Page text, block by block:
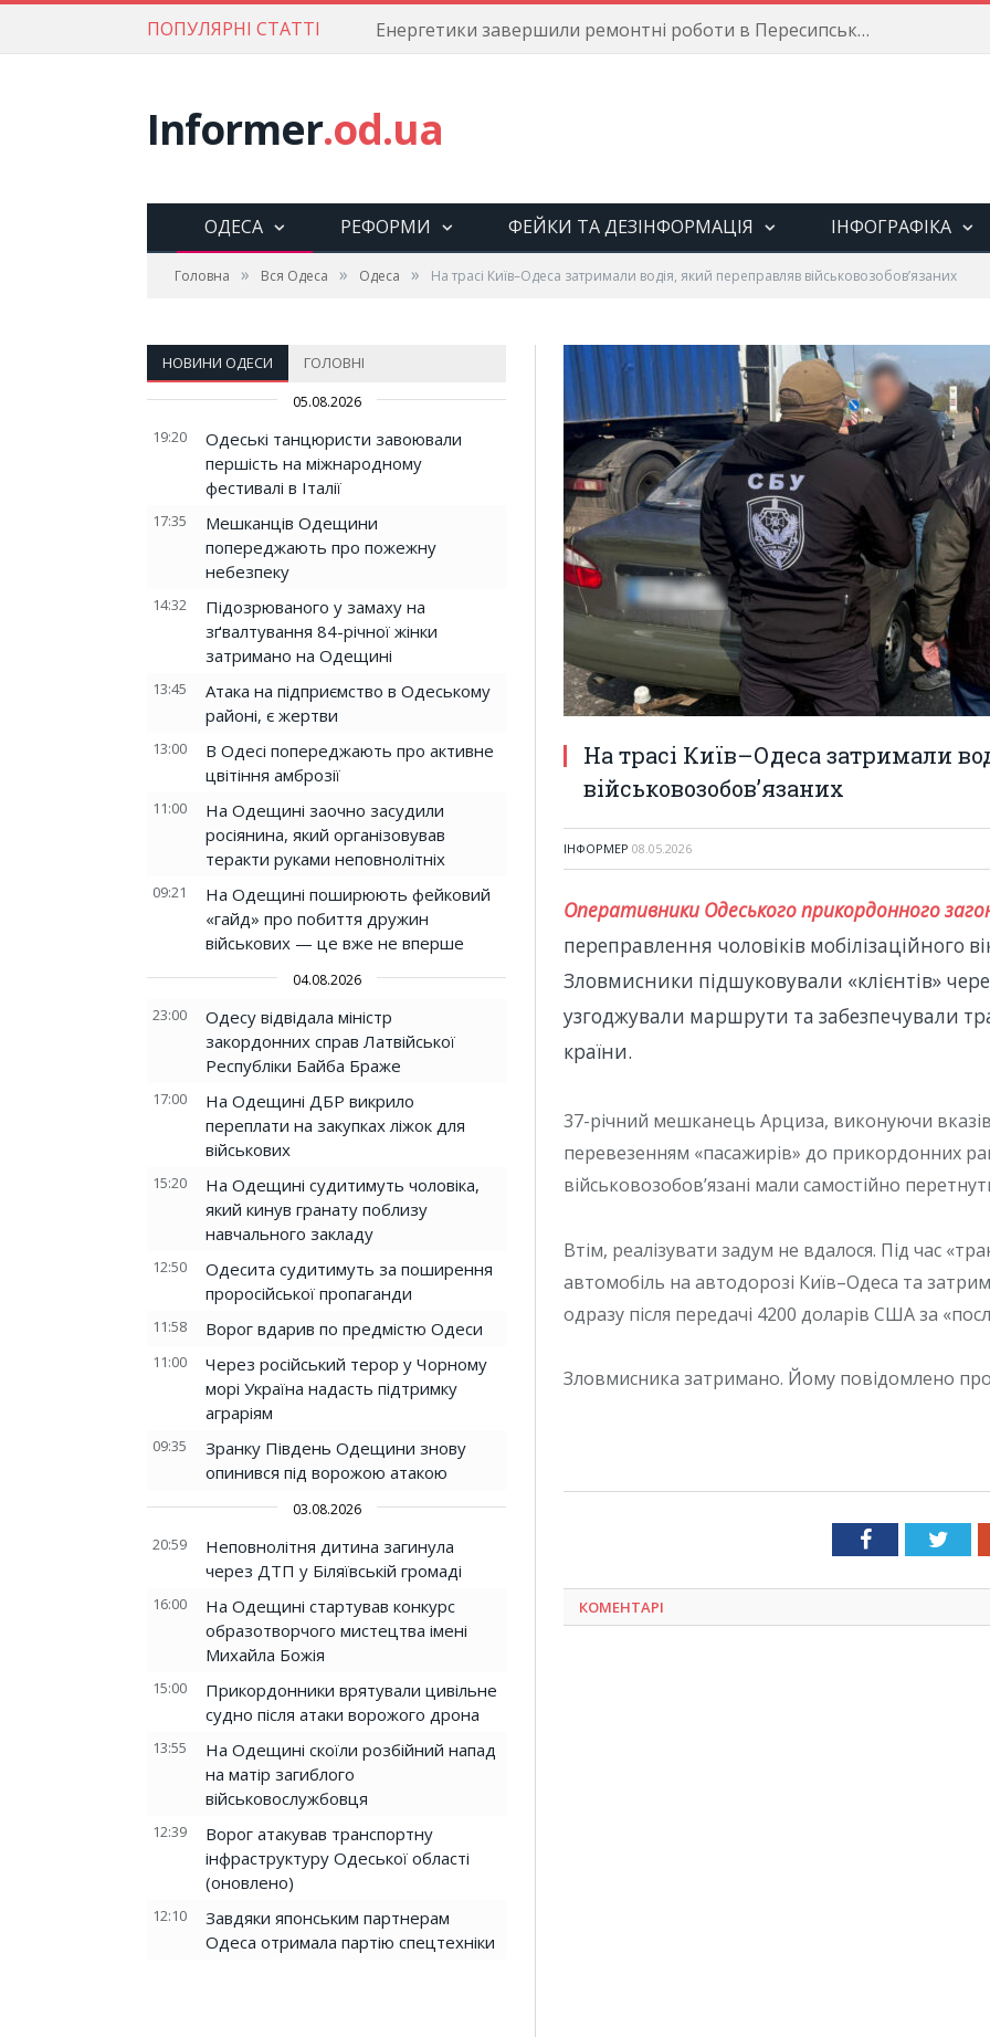
ПОПУЛЯРНІ СТАТТІ Енергетики завершили ремонтні роботи в Пересипському районі
Informer.od.ua
ОДЕСА РЕФОРМИ ФЕЙКИ ТА ДЕЗІНФОРМАЦІЯ ІНФОГРАФІКА
Головна » Вся Одеса » Одеса » На трасі Київ–Одеса затримали водія, який переправляв військовозобов’язаних
НОВИНИ ОДЕСИ ГОЛОВНІ
05.08.2026
19:20
Одеські танцюристи завоювали
першість на міжнародному
фестивалі в Італії
17:35
Мешканців Одещини
попереджають про пожежну
небезпеку
14:32
Підозрюваного у замаху на
зґвалтування 84-річної жінки
затримано на Одещині
13:45
Атака на підприємство в Одеському
районі, є жертви
13:00
В Одесі попереджають про активне
цвітіння амброзії
11:00
На Одещині заочно засудили
росіянина, який організовував
теракти руками неповнолітніх
09:21
На Одещині поширюють фейковий
«гайд» про побиття дружин
військових — це вже не вперше
04.08.2026
23:00
Одесу відвідала міністр
закордонних справ Латвійської
Республіки Байба Браже
17:00
На Одещині ДБР викрило
переплати на закупках ліжок для
військових
15:20
На Одещині судитимуть чоловіка,
який кинув гранату поблизу
навчального закладу
12:50
Одесита судитимуть за поширення
проросійської пропаганди
11:58 Ворог вдарив по предмістю Одеси
11:00
Через російський терор у Чорному
морі Україна надасть підтримку
аграріям
09:35
Зранку Південь Одещини знову
опинився під ворожою атакою
03.08.2026
20:59
Неповнолітня дитина загинула
через ДТП у Біляївській громаді
16:00
На Одещині стартував конкурс
образотворчого мистецтва імені
Михайла Божія
15:00
Прикордонники врятували цивільне
судно після атаки ворожого дрона
13:55
На Одещині скоїли розбійний напад
на матір загиблого
військовослужбовця
12:39
Ворог атакував транспортну
інфраструктуру Одеської області
(оновлено)
12:10
Завдяки японським партнерам
Одеса отримала партію спецтехніки
На трасі Київ–Одеса затримали
військовозобов’язаних
ІНФОРМЕР 08.05.2026
Оперативники Одеського прикордонного
переправлення чоловіків мобілізаційного
Зловмисники підшуковували «клієнтів»
узгоджували маршрути та забезпечували
країни.
37-річний мешканець Арциза, виконуючи
перевезенням «пасажирів» до прикордонних
військовозобов’язані мали самостійно
Втім, реалізувати задум не вдалося. Під час
автомобіль на автодорозі Київ–Одеса та
одразу після передачі 4200 доларів США за
Зловмисника затримано. Йому повідомлено про
Facebook
КОМЕНТАРІ